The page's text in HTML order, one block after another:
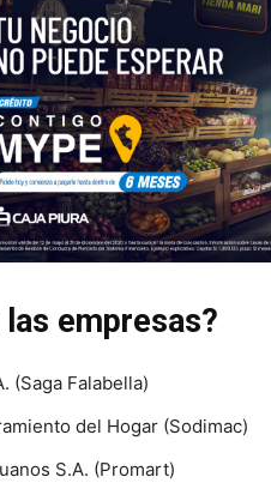
empresas?
(Saga Falabella)
del Hogar (Sodimac)
S.A. (Promart)